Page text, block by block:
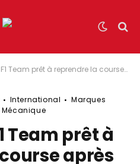
à reprendre la course après les essais de présaison à Bahreïn
International
Marques
Mécanique
Team prêt à
après